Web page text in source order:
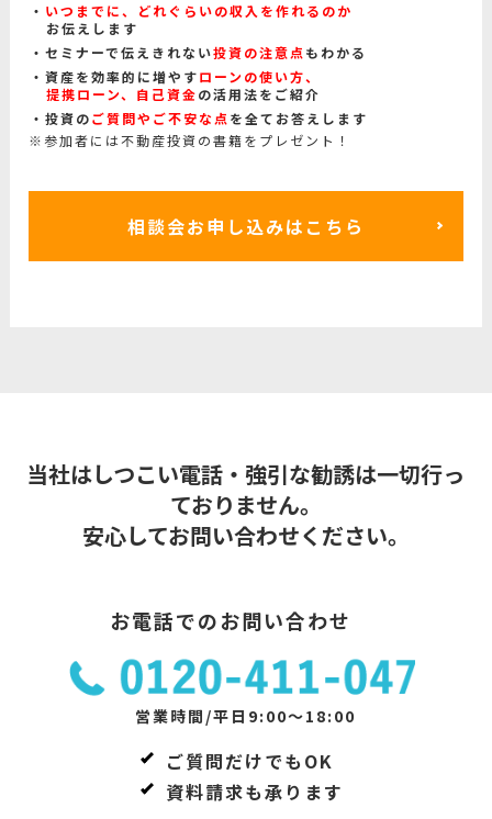
いつまでに、どれぐらいの収入を作れるのか
お伝えします
セミナーで伝えきれない投資の注意点 もわかる
資産を効率的に増やすローンの使い方、
提携ローン、自己資金の活用法をご紹介
投資のご質問やご不安な点 を全てお答えします
※参加者には不動産投資の書籍をプレゼント！
相談会お申し込みはこちら
当社はしつこい電話・強引な勧誘は一切行っ
ておりません。
安心してお問い合わせください。
お電話でのお問い合わせ
営業時間/平日9:00～18:00
ご質問だけでもOK
資料請求も承ります